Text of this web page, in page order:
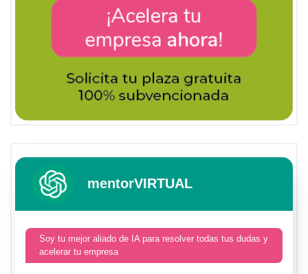
mentorVIRTUAL
Soy tu mejor aliado de IA para resolver todas tus dudas y
acelerar tu empresa